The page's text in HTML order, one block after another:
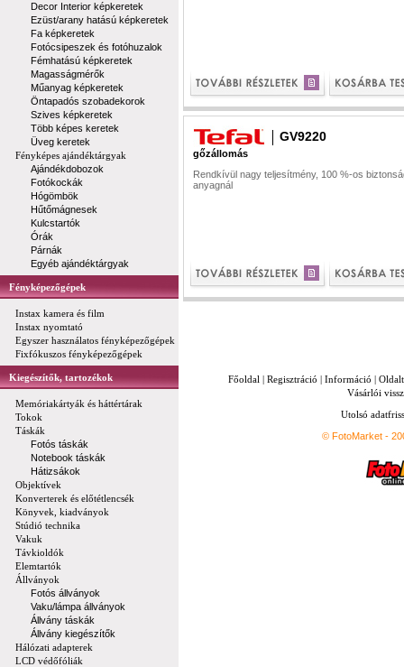
Decor Interior képkeretek
Ezüst/arany hatású képkeretek
Fa képkeretek
Fotócsipeszek és fotóhuzalok
Fémhatású képkeretek
Magasságmérők
Műanyag képkeretek
Öntapadós szobadekorok
Szives képkeretek
Több képes keretek
Üveg keretek
Fényképes ajándéktárgyak
Ajándékdobozok
Fotókockák
Hógömbök
Hűtőmágnesek
Kulcstartók
Órák
Párnák
Egyéb ajándéktárgyak
Fényképezőgépek
Instax kamera és film
Instax nyomtató
Egyszer használatos fényképezőgépek
Fixfókuszos fényképezőgépek
Kiegészítők, tartozékok
Memóriakártyák és háttértárak
Tokok
Táskák
Fotós táskák
Notebook táskák
Hátizsákok
Objektívek
Konverterek és előtétlencsék
Könyvek, kiadványok
Stúdió technika
Vakuk
Távkioldók
Elemtartók
Állványok
Fotós állványok
Vaku/lámpa állványok
Állvány táskák
Állvány kiegészítők
Hálózati adapterek
LCD védőfóliák
GV9220
gőzállomás
Rendkívül nagy teljesítmény, 100 %-os
anyagnál
Főoldal | Regisztráció | Információ |
Vásárlói
Utolsó
© FotoMarket -